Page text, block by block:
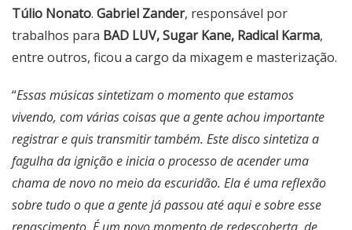
Túlio Nonato. Gabriel Zander, responsável por
trabalhos para BAD LUV, Sugar Kane, Radical Karma,
entre outros, ficou a cargo da mixagem e masterização.
“Essas músicas sintetizam o momento que estamos
vivendo, com várias coisas que a gente achou importante
registrar e quis transmitir também. Este disco sintetiza a
fagulha da ignição e inicia o processo de acender uma
chama de novo no meio da escuridão. Ela é uma reflexão
sobre tudo o que a gente já passou até aqui e sobre esse